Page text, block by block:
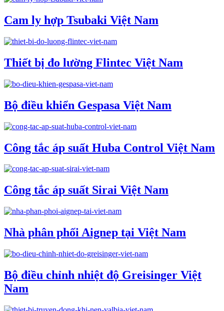
Cam ly hợp Tsubaki Việt Nam
Thiết bị đo lường Flintec Việt Nam
Bộ điều khiển Gespasa Việt Nam
Công tắc áp suất Huba Control Việt Nam
Công tắc áp suất Sirai Việt Nam
Nhà phân phối Aignep tại Việt Nam
Bộ điều chỉnh nhiệt độ Greisinger Việt
Nam